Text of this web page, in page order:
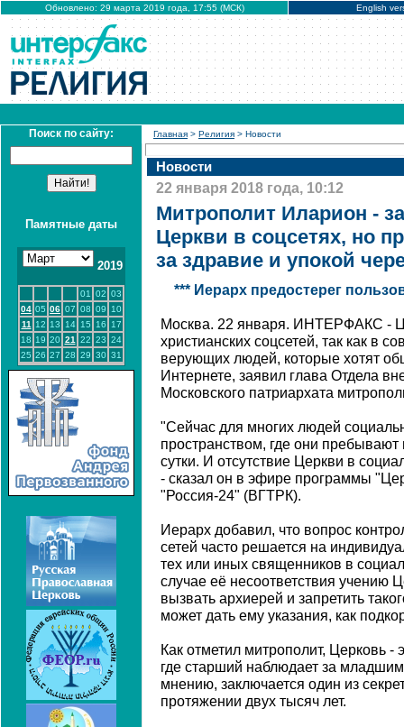
Обновлено: 29 марта 2019 года, 17:55 (МСК) English
Поиск по сайту:
Памятные даты
2019
01 02 03
04 05 06 07 08 09
10
11
12 13 14 15 16
17
18 19 20 21 22 23 24
25 26 27 28 29 30 31
Главная > Религия > Новости
Новости
22 января 2018 года, 10:12
Митрополит Иларион -
Церкви в соцсетях, но
за здравие и упокой
*** Иерарх предостерег
Москва. 22 января. ИНТЕРФАКС -
христианских соцсетей, так как в
верующих людей, которые хотят
Интернете, заявил глава Отдела
Московского патриархата
"Сейчас для многих людей
пространством, где они
сутки. И отсутствие Церкви в
- сказал он в эфире программы
"Россия-24" (ВГТРК).
Иерарх добавил, что вопрос
сетей часто решается на
тех или иных священников в
случае её несоответствия учению
вызвать архиерей и запретить
может дать ему указания, как
Как отметил митрополит, Церковь -
где старший наблюдает за
мнению, заключается один из
протяжении двух тысяч лет.